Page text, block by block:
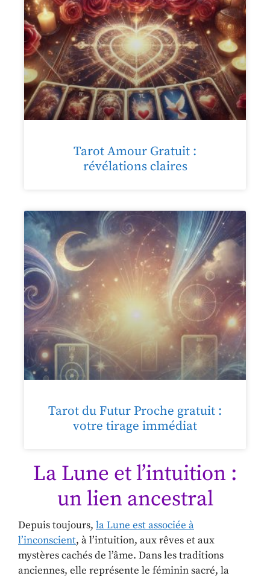
Tarot Amour Gratuit :
révélations claires
Tarot du Futur Proche gratuit :
votre tirage immédiat
La Lune et l’intuition :
un lien ancestral
Depuis toujours, la Lune est associée à
l’inconscient, à l’intuition, aux rêves et aux
mystères cachés de l’âme. Dans les traditions
anciennes, elle représente le féminin sacré, la